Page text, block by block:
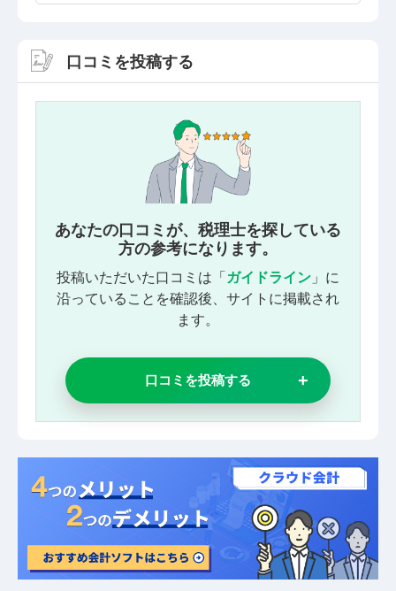
口コミを投稿する
あなたの口コミが、税理士を探している
方の参考になります。
投稿いただいた口コミは「 ガイドライン 」に
沿っていることを確認後、サイトに掲載され
ます。
口コミを投稿する